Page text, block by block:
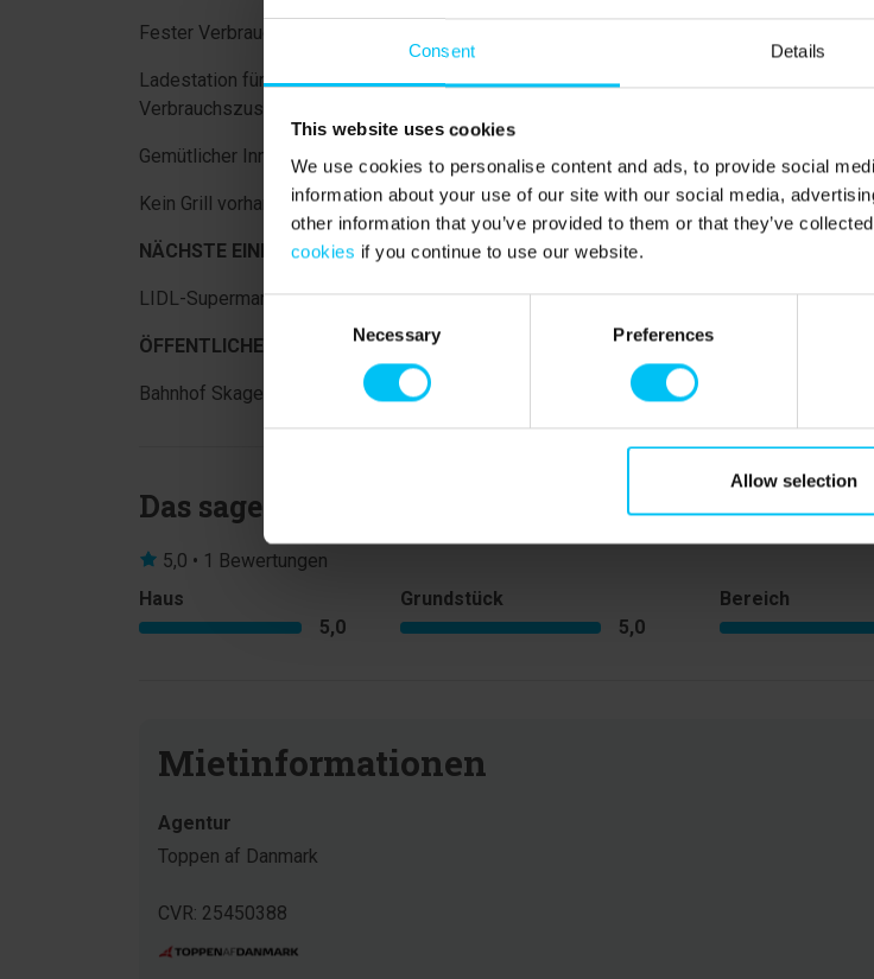
Consent Details
This website uses cookies
We use cookies to personalise content and ads, to provide social
information about your use of our site with our social media,
other information that you’ve provided to them or that they’ve
cookies if you continue to use our website.
Necessary Preferences
Allow selection
Fester Verbrauchszuschlag für Strom, Wasser und Heizung.
Ladestation für Elektroautos vorhanden. Der Stromverbrauch für das Laden wird
Verbrauchszuschlag berechnet und mit der Kaution verrechnet.
Gemütlicher Innenhof. Ein kleiner Teil des Innenhofs wird mit dem Nachbarhaus geteilt.
Kein Grill vorhanden.
NÄCHSTE EINKAUFSMÖGLICHKEIT:
LIDL-Supermarkt 1,2 km.
ÖFFENTLICHE VERKEHRSMITTEL:
Bahnhof Skagen 1,6 km. Haltepunkt Frederikshavnsvej 1,3 km.
Das sagen andere Urlauber
5,0 • 1 Bewertungen
Haus
5,0
Grundstück
5,0
Bereich
Mietinformationen
Agentur
Toppen af Danmark
CVR: 25450388